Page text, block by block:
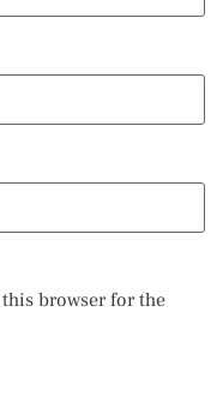
browser for the